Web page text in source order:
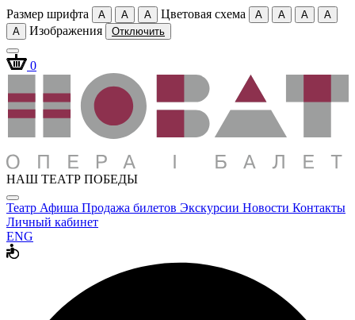
Размер шрифта A A A Цветовая схема A A A
A
A
Изображения Отключить
0
НАШ ТЕАТР ПОБЕДЫ
Театр Афиша Продажа билетов Экскурсии Новости Контакты
Личный кабинет
ENG